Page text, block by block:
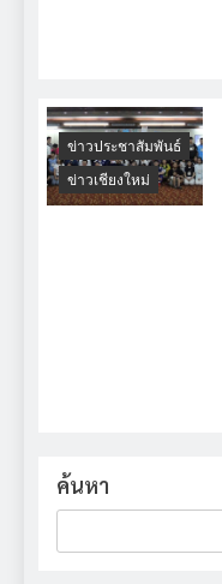
ข่าวประชาสัมพันธ์
ข่าวเชียงใหม่
ค้นหา